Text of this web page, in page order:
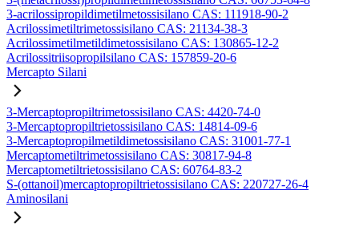
3-acrilossipropildimetilmetossisilano CAS: 111918-90-2
Acrilossimetiltrimetossisilano CAS: 21134-38-3
Acrilossimetilmetildimetossisilano CAS: 130865-12-2
Acrilossitriisopropilsilano CAS: 157859-20-6
Mercapto Silani
3-Mercaptopropiltrimetossisilano CAS: 4420-74-0
3-Mercaptopropiltrietossisilano CAS: 14814-09-6
3-Mercaptopropilmetildimetossisilano CAS: 31001-77-1
Mercaptometiltrimetossisilano CAS: 30817-94-8
Mercaptometiltrietossisilano CAS: 60764-83-2
S-(ottanoil)mercaptopropiltrietossisilano CAS: 220727-26-4
Aminosilani